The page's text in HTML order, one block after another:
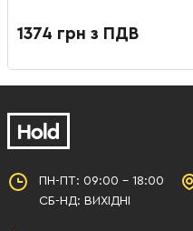
1374 грн з ПДВ
ПН-ПТ: 09:00 - 18:00
СБ-НД: ВИХІДНІ